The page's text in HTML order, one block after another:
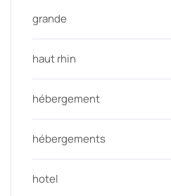
grande
haut rhin
hébergement
hébergements
hotel